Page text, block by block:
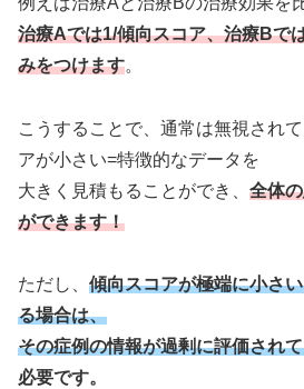
治療Aでは1/傾向スコア、治療Bで
みをつけます。
こうすることで、通常は無視され
アが小さい=特徴的なデータを
大きく見積もることができ、 全体
ができます！
ただし、 傾向スコアが極端に小さ
る場合は、
その症例の情報が過剰に評価され
必要です。